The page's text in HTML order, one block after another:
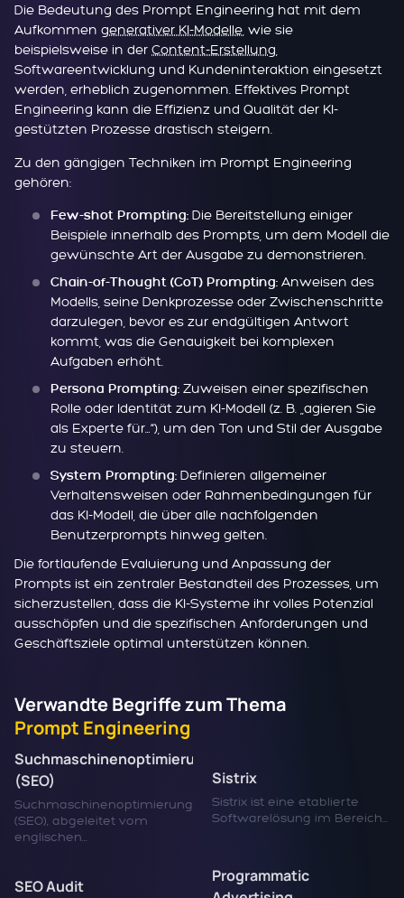
Die Bedeutung des Prompt Engineering hat mit dem
Aufkommen generativer KI-Modelle, wie sie
beispielsweise in der Content-Erstellung,
Softwareentwicklung und Kundeninteraktion eingesetzt
werden, erheblich zugenommen. Effektives Prompt
Engineering kann die Effizienz und Qualität der KI-
gestützten Prozesse drastisch steigern.
Zu den gängigen Techniken im Prompt Engineering
gehören:
Few-shot Prompting: Die Bereitstellung einiger
Beispiele innerhalb des Prompts, um dem Modell die
gewünschte Art der Ausgabe zu demonstrieren.
Chain-of-Thought (CoT) Prompting: Anweisen des
Modells, seine Denkprozesse oder Zwischenschritte
darzulegen, bevor es zur endgültigen Antwort
kommt, was die Genauigkeit bei komplexen
Aufgaben erhöht.
Persona Prompting: Zuweisen einer spezifischen
Rolle oder Identität zum KI-Modell (z. B. „agieren Sie
als Experte für…“), um den Ton und Stil der Ausgabe
zu steuern.
System Prompting: Definieren allgemeiner
Verhaltensweisen oder Rahmenbedingungen für
das KI-Modell, die über alle nachfolgenden
Benutzerprompts hinweg gelten.
Die fortlaufende Evaluierung und Anpassung der
Prompts ist ein zentraler Bestandteil des Prozesses, um
sicherzustellen, dass die KI-Systeme ihr volles Potenzial
ausschöpfen und die spezifischen Anforderungen und
Geschäftsziele optimal unterstützen können.
Verwandte Begriffe zum Thema
Prompt Engineering
Suchmaschinenoptimierung
(SEO)
Suchmaschinenoptimierung
(SEO), abgeleitet vom
englischen...
Sistrix
Sistrix ist eine etablierte
Softwarelösung im Bereich...
SEO Audit
Programmatic